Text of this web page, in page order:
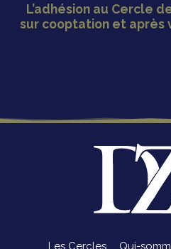
L’adhésion au Cercle
sur cooptation et après